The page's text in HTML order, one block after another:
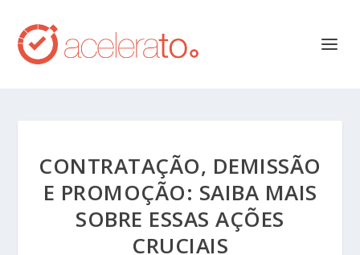
CONTRATAÇÃO, DEMISSÃO
E PROMOÇÃO: SAIBA MAIS
SOBRE ESSAS AÇÕES
CRUCIAIS